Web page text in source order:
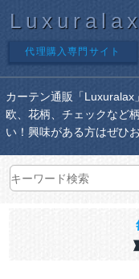
Luxuralax
代理購入専門サイト
カーテン通販「Luxuralax
欧、花柄、チェックなど
い！興味がある方はぜひ